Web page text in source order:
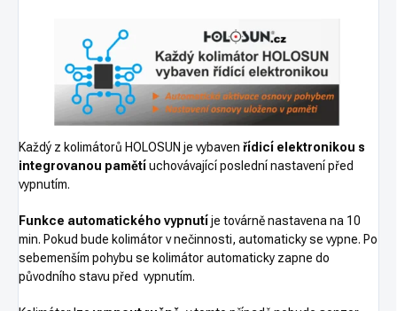
Každý z kolimátorů HOLOSUN je vybaven řídicí elektronikou s
integrovanou pamětí uchovávající poslední nastavení před
vypnutím.
Funkce automatického vypnutí je továrně nastavena na 10
min. Pokud bude kolimátor v nečinnosti, automaticky se vypne. Po
sebemenším pohybu se kolimátor automaticky zapne do
původního stavu před vypnutím.